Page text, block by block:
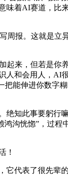
味着AI赛道，比
报。这就是立异
来，但若是你养
人和会用人，AI
能伸进你数字
知此事要躬行
鸿沟恍惚”，过
！
代表了很先辈